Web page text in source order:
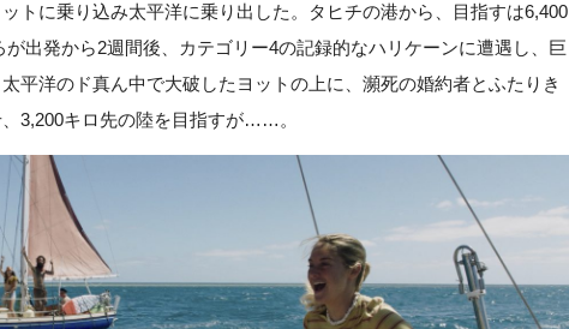
トに乗り込み太平洋に乗り出した。タヒチの港から、目指すは6,400
出発から2週間後、カテゴリー4の記録的なハリケーンに遭遇し、巨
平洋のド真ん中で大破したヨットの上に、瀕死の婚約者とふたりき
3,200キロ先の陸を目指すが……。